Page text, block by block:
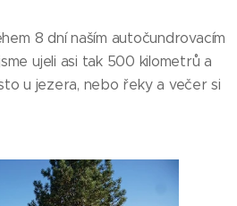
8 dní naším autočundrovacím
ujeli asi tak 500 kilometrů a
u jezera, nebo řeky a večer si